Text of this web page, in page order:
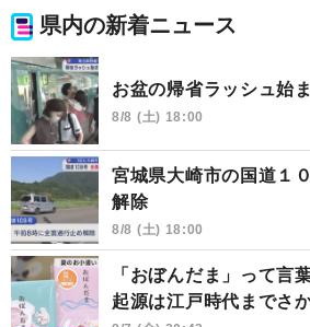
県内の新着ニュース
お盆の帰省ラッシュ始
8/8 (土) 18:00
宮城県大崎市の国道１
解除
8/8 (土) 18:00
「おぼんだま」って
起源は江戸時代までさ